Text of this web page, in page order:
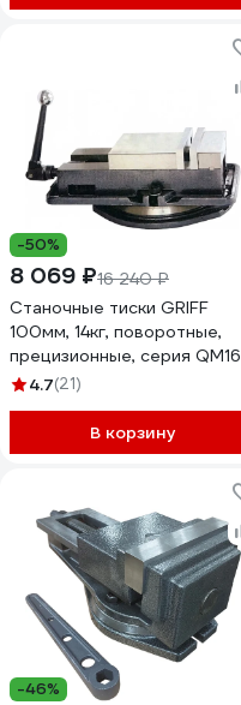
-50%
8 069 ₽16 240 ₽
Станочные тиски GRIFF
100мм, 14кг, поворотные,
прецизионные, серия QM16
b241301
4.7(21)
В корзину
-46%